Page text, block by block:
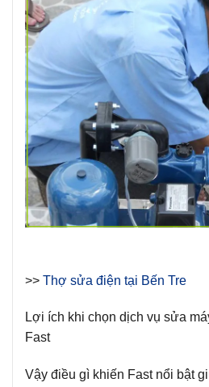
>> Thợ sửa điện tại Bến Tre
Lợi ích khi chọn dịch vụ sửa
Fast
Vậy điều gì khiến Fast nổi bật